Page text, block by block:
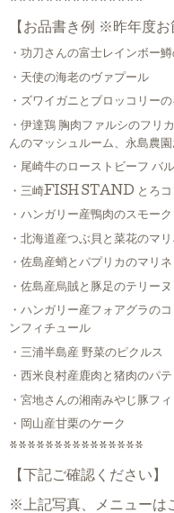
【お品書き例 ※昨年度お
・功刀さんの富士レインボー
・天使の海老のヴァプール
・ズワイガニとブロッコリー
・伊達鶏 胸肉ファルシのフリ
んのマッシュルーム、永島農
・尾崎牛のローストビーフ バ
・三崎FISH STAND とろコ
・ハンガリー産鴨肉のスモーク
・北海道産つぶ貝と菜花のマ
・佐島産蛸とパプリカのマリ
・佐島産烏賊と豚足のテリー
・ハンガリー産フォアグラの
ンフィチュール
・三浦半島産 野菜のピクルス
・西米良村産鹿肉と猪肉のパテ
・宮地さんの湘南みやじ豚フ
・岡山産甘栗のケーク
***************
【下記ご確認ください】
※上記写真、メニューは